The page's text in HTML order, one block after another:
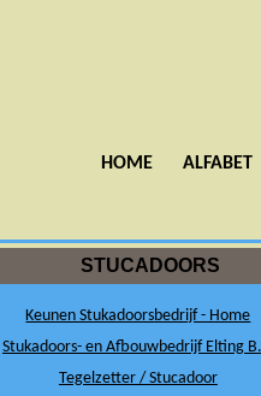
HOME ALFABET
STUCADOORS
Keunen Stukadoorsbedrijf - Home
Stukadoors- en Afbouwbedrijf Elting
Tegelzetter / Stucadoor